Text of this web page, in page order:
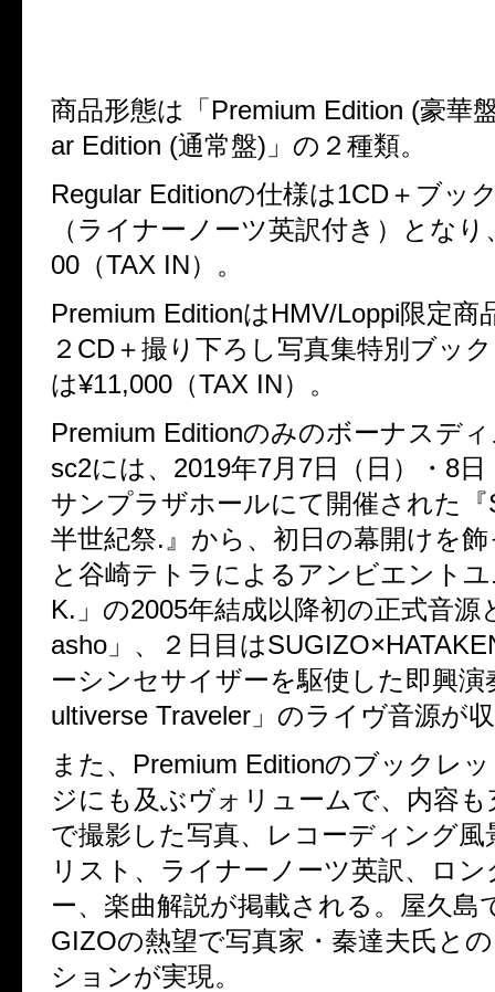
商品形態は「Premium Edition (豪華
ar Edition (通常盤)」の２種類。
Regular Editionの仕様は1CD＋ブッ
（ライナーノーツ英訳付き）とな
00（TAX IN）。
Premium EditionはHMV/Loppi限定商
２CD＋撮り下ろし写真集特別ブッ
は¥11,000（TAX IN）。
Premium Editionのみのボーナスデ
sc2には、2019年7月7日（日）・8
サンプラザホールにて開催された
半世紀祭.』から、初日の幕開けを
と谷崎テトラによるアンビエント
K.」の2005年結成以降初の正式音源
asho」、２日目は
ーシンセサイザーを駆使した即興演
ultiverse Traveler」のライヴ音源が
また、 Premium Editionのブックレ
ジにも及ぶヴォリュームで、内容も
で撮影した写真、レコーディング風
リスト、ライナーノーツ英訳、ロ
ー、楽曲解説が掲載される。屋久島
GIZOの熱望で写真家・秦達夫氏と
ションが実現。